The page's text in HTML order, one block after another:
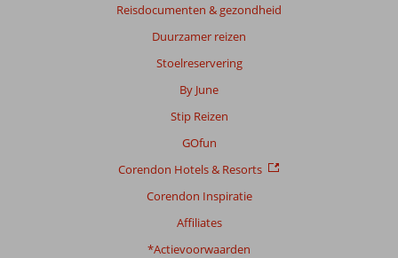
Reisdocumenten & gezondheid
Duurzamer reizen
Stoelreservering
By June
Stip Reizen
GOfun
Corendon Hotels & Resorts
Corendon Inspiratie
Affiliates
*Actievoorwaarden